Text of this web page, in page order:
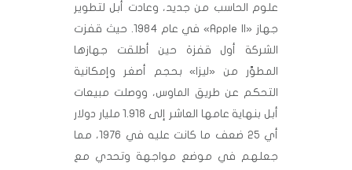
علوم الحاسب من جديد، وعادت أبل لتطوير
جهاز «Apple II» في عام 1984. حيث قفزت
الشركة أول قفزة حين أطلقت جهازها
المطوَّر من «ليزا» بحجم أصغر وإمكانية
التحكم عن طريق الماوس، ووصلت مبيعات
أبل بنهاية عامها العاشر إلى 1.918 مليار دولار
أي 25 ضعف ما كانت عليه في 1976، مما
جعلهم في موضع مواجهة وتحدي مع